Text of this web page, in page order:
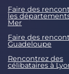
Faire des
les
Mer
Faire des
Guadeloupe
Rencontrez des
célibataires à